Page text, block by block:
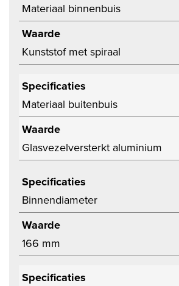
Materiaal binnenbuis
Waarde
Kunststof met spiraal
Specificaties
Materiaal buitenbuis
Waarde
Glasvezelversterkt aluminium
Specificaties
Binnendiameter
Waarde
166 mm
Specificaties